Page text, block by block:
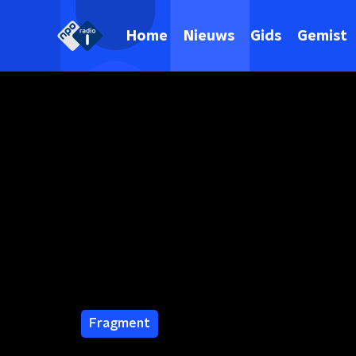
Home Nieuws Gids Gemist
Fragment